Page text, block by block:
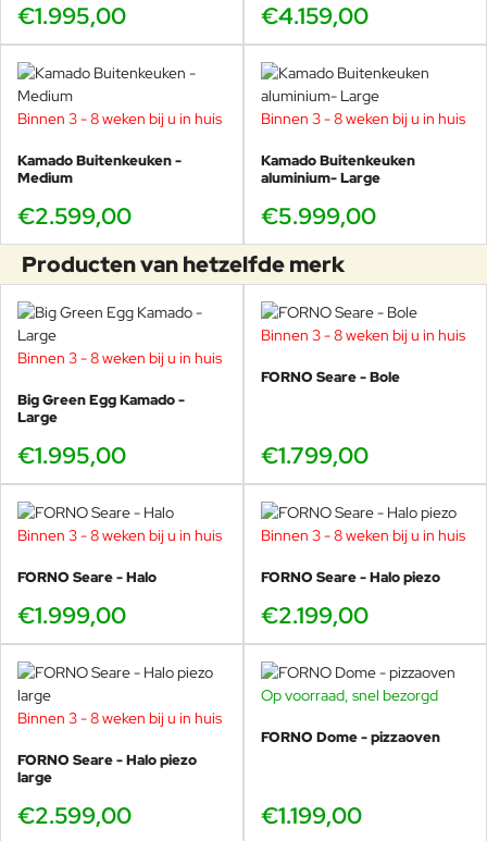
€1.995,00 €4.159,00
Binnen 3 - 8 weken bij u in huis
Kamado Buitenkeuken -
Medium
€2.599,00
Binnen 3 - 8 weken bij u in huis
Kamado Buitenkeuken
aluminium- Large
€5.999,00
Producten van hetzelfde merk
Binnen 3 - 8 weken bij u in huis
Big Green Egg Kamado -
Large
€1.995,00
Binnen 3 - 8 weken bij u in huis
FORNO Seare - Bole
€1.799,00
Binnen 3 - 8 weken bij u in huis
FORNO Seare - Halo
€1.999,00
Binnen 3 - 8 weken bij u in huis
FORNO Seare - Halo piezo
€2.199,00
Binnen 3 - 8 weken bij u in huis
FORNO Seare - Halo piezo
large
€2.599,00
Op voorraad, snel bezorgd
FORNO Dome - pizzaoven
€1.199,00